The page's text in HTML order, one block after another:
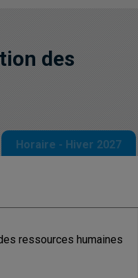
des
Horaire - Hiver 2027
ressources humaines